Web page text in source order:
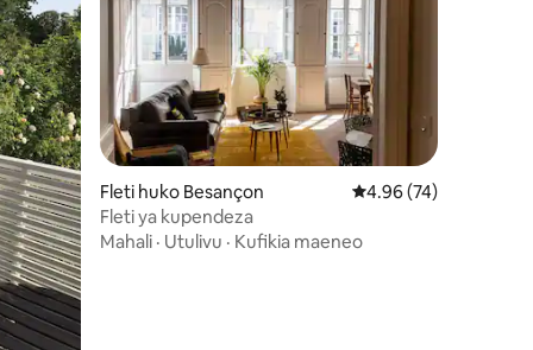
Fleti huko Besançon Ukadiriaji wa wastani
4.96 (74)
Fleti ya kupendeza
Mahali · Utulivu · Kufikia maeneo